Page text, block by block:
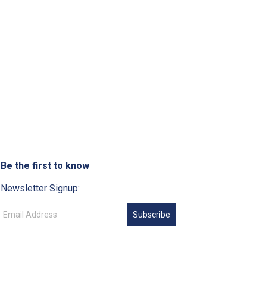
Be the first to know
Newsletter Signup:
Subscribe